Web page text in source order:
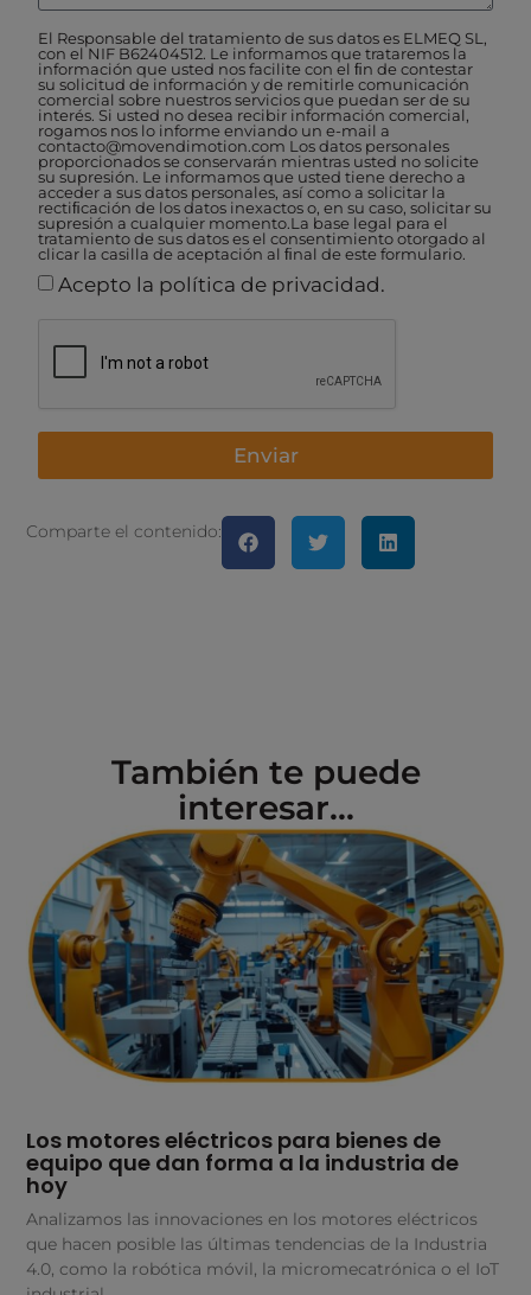
El Responsable del tratamiento de sus datos es ELMEQ SL,
con el NIF B62404512. Le informamos que trataremos la
información que usted nos facilite con el ﬁn de contestar
su solicitud de información y de remitirle comunicación
comercial sobre nuestros servicios que puedan ser de su
interés. Si usted no desea recibir información comercial,
rogamos nos lo informe enviando un e-mail a
contacto@movendimotion.com Los datos personales
proporcionados se conservarán mientras usted no solicite
su supresión. Le informamos que usted tiene derecho a
acceder a sus datos personales, así como a solicitar la
rectiﬁcación de los datos inexactos o, en su caso, solicitar su
supresión a cualquier momento.La base legal para el
tratamiento de sus datos es el consentimiento otorgado al
clicar la casilla de aceptación al ﬁnal de este formulario.
Acepto la política de privacidad.
Enviar
Comparte el contenido:
También te puede
interesar...
Los motores eléctricos para bienes de
equipo que dan forma a la industria de
hoy
Analizamos las innovaciones en los motores eléctricos
que hacen posible las últimas tendencias de la Industria
4.0, como la robótica móvil, la micromecatrónica o el IoT